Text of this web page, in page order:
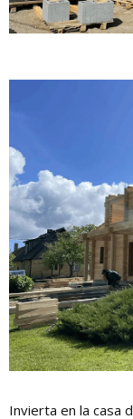
Invierta en la casa